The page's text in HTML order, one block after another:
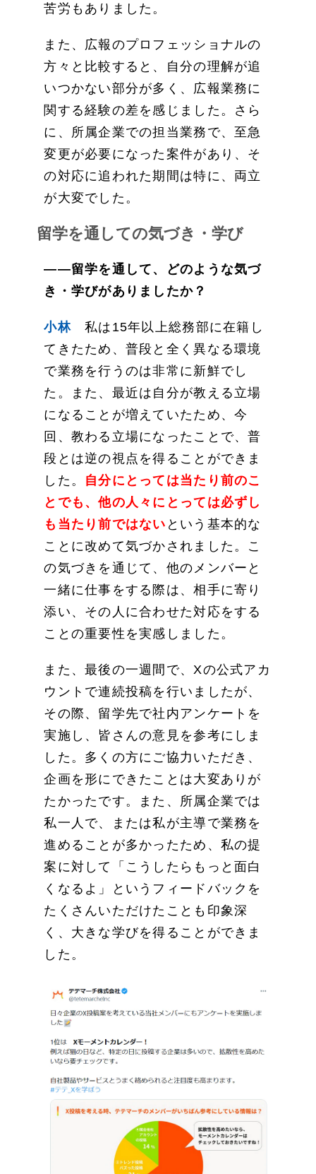
苦労もありました。
また、広報のプロフェッショナルの
方々と比較すると、自分の理解が追
いつかない部分が多く、広報業務に
関する経験の差を感じました。さら
に、所属企業での担当業務で、至急
変更が必要になった案件があり、そ
の対応に追われた期間は特に、両立
が大変でした。
留学を通しての気づき・学び
——留学を通して、どのような気づ
き・学びがありましたか？
小林私は15年以上総務部に在籍し
てきたため、普段と全く異なる環境
で業務を行うのは非常に新鮮でし
た。また、最近は自分が教える立場
になることが増えていたため、今
回、教わる立場になったことで、普
段とは逆の視点を得ることができま
した。 自分にとっては当たり前のこ
とでも、他の人々にとっては必ずし
も当たり前ではない という基本的な
ことに改めて気づかされました。こ
の気づきを通じて、他のメンバーと
一緒に仕事をする際は、相手に寄り
添い、その人に合わせた対応をする
ことの重要性を実感しました。
また、最後の一週間で、Xの公式アカ
ウントで連続投稿を行いましたが、
その際、留学先で社内アンケートを
実施し、皆さんの意見を参考にしま
した。多くの方にご協力いただき、
企画を形にできたことは大変ありが
たかったです。また、所属企業では
私一人で、または私が主導で業務を
進めることが多かったため、私の提
案に対して「こうしたらもっと面白
くなるよ」というフィードバックを
たくさんいただけたことも印象深
く、大きな学びを得ることができま
した。